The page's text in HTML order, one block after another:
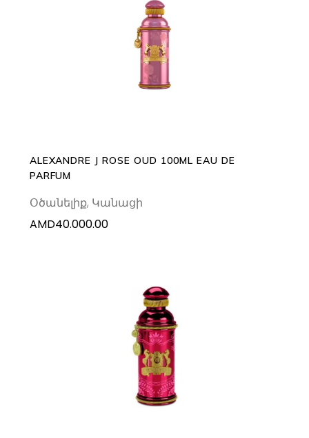
ADD TO CART
ALEXANDRE J ROSE OUD 100ML EAU DE
PARFUM
Օծանելիք, Կանացի
AMD40.000.00
ADD TO CART